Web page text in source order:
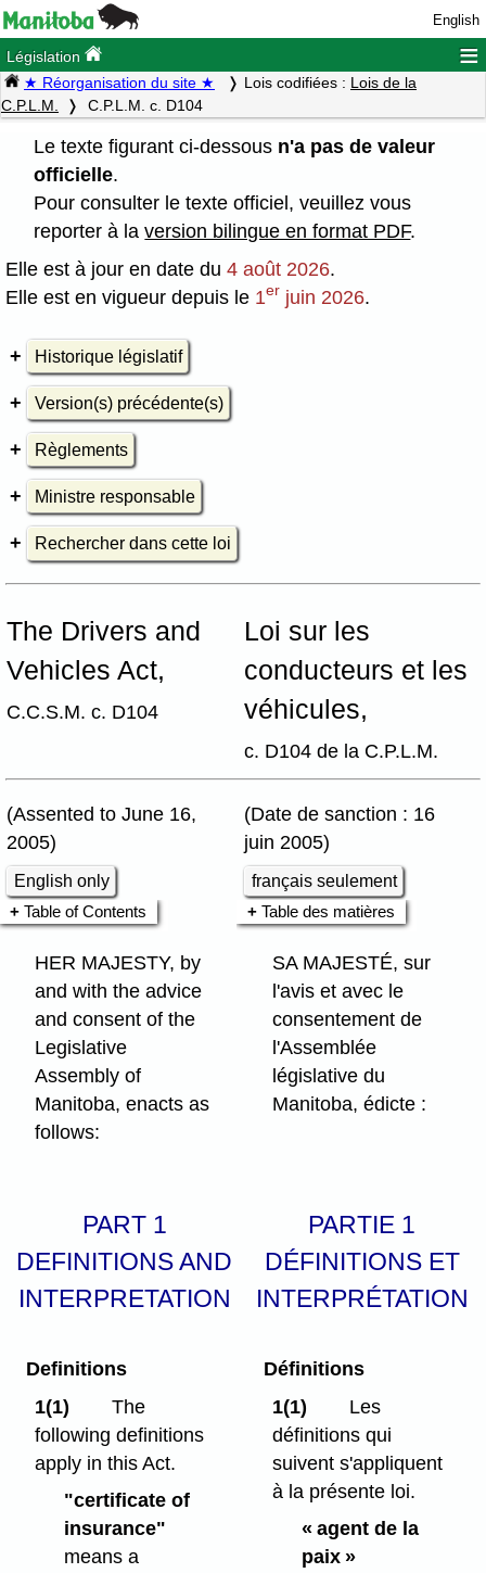
English
Législation ≡
★ Réorganisation du site ★ Lois codifiées : Lois de la
C.P.L.M.
C.P.L.M. c. D104
Le texte figurant ci-dessous n'a pas de valeur
officielle.
Pour consulter le texte officiel, veuillez vous
reporter à laversion bilingue en format PDF.
Elle est à jour en date du 4 août 2026.
Elle est en vigueur depuis le 1er juin 2026.
Historique législatif
Version(s) précédente(s)
Règlements
Ministre responsable
Rechercher dans cette loi
The Drivers and
Vehicles Act,
C.C.S.M. c. D104
Loi sur les
conducteurs et les
véhicules,
c. D104 de la C.P.L.M.
(Assented to June 16,
2005)
(Date de sanction : 16
juin 2005)
English only
français seulement
Table of Contents
Table des matières
HER MAJESTY, by
and with the advice
and consent of the
Legislative
Assembly of
Manitoba, enacts as
follows:
SA MAJESTÉ, sur
l'avis et avec le
consentement de
l'Assemblée
législative du
Manitoba, édicte :
PART 1
DEFINITIONS AND
INTERPRETATION
PARTIE 1
DÉFINITIONS ET
INTERPRÉTATION
Definitions
1(1)
The
following definitions
apply in this Act.
"certificate of
insurance"
means a
Définitions
1(1)
Les
définitions qui
suivent s'appliquent
à la présente loi.
« agent de la
paix »